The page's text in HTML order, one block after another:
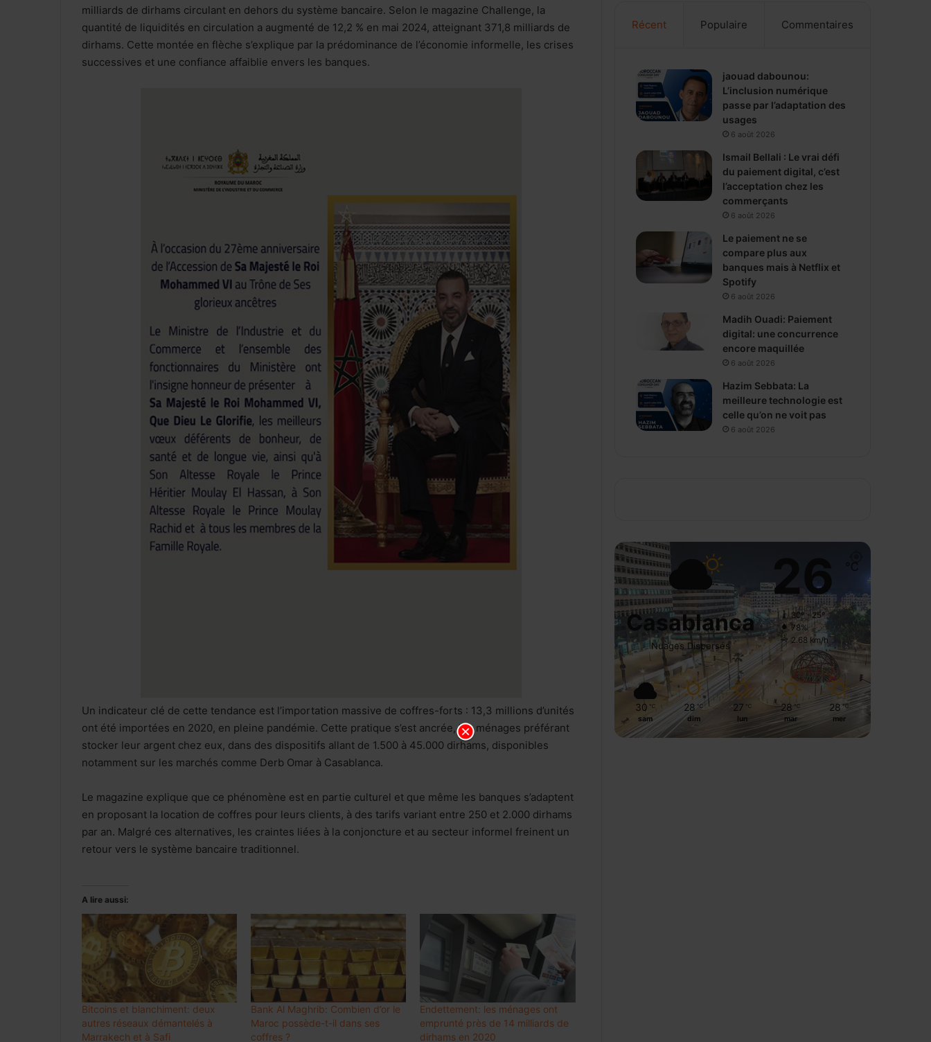
milliards de dirhams circulant en dehors du système bancaire. Selon le magazine Challenge, la
quantité de liquidités en circulation a augmenté de 12,2 % en mai 2024, atteignant 371,8 milliards de
dirhams. Cette montée en flèche s’explique par la prédominance de l’économie informelle, les crises
successives et une confiance affaiblie envers les banques.
Un indicateur clé de cette tendance est l’importation massive de coffres-forts : 13,3 millions d’unités
ont été importées en 2020, en pleine pandémie. Cette pratique s’est ancrée, les ménages préférant
stocker leur argent chez eux, dans des dispositifs allant de 1.500 à 45.000 dirhams, disponibles
notamment sur les marchés comme Derb Omar à Casablanca.
Le magazine explique que ce phénomène est en partie culturel et que même les banques s’adaptent
en proposant la location de coffres pour leurs clients, à des tarifs variant entre 250 et 2.000 dirhams
par an. Malgré ces alternatives, les craintes liées à la conjoncture et au secteur informel freinent un
retour vers le système bancaire traditionnel.
A lire aussi:
Bitcoins et blanchiment: deux
autres réseaux démantelés à
Marrakech et à Safi
Bank Al Maghrib: Combien d’or le
Maroc possède-t-il dans ses
coffres ?
Endettement: les ménages ont
emprunté près de 14 milliards de
dirhams en 2020
en hausse de 48%
Luxe : les groupes mondiaux
attendent le rebond de la
consommation en Chine
Meknès résilie le contrat de City Bus
et prépare une gestion publique locale
du réseau
Récent Populaire Commentaires
jaouad dabounou:
L’inclusion numérique
passe par l’adaptation des
usages
6 août 2026
Ismail Bellali : Le vrai défi
du paiement digital, c’est
l’acceptation chez les
commerçants
6 août 2026
Le paiement ne se
compare plus aux
banques mais à Netflix et
Spotify
6 août 2026
Madih Ouadi: Paiement
digital: une concurrence
encore maquillée
6 août 2026
Hazim Sebbata: La
meilleure technologie est
celle qu’on ne voit pas
6 août 2026
Casablanca
Nuages Dispersés
26 ℃
30º - 25º
78%
2.68 km/h
30 ℃
sam
28 ℃
dim
27 ℃
lun
28 ℃
mar
28 ℃
mer